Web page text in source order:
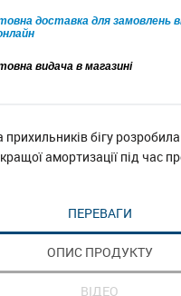
доставка для замовлень
видача в магазині
бігу розробила
амортизації під час
ПЕРЕВАГИ
ОПИС ПРОДУКТУ
ВІДЕО